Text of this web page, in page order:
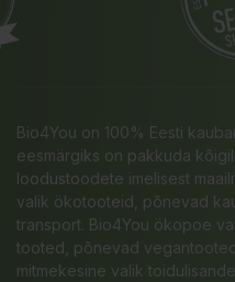
Bio4You on 100% Eesti
eesmärgiks on pakkuda
loodustoodete imelisest
valik ökotooteid, põnevad
transport. Bio4You ökopoe
tooted, põnevad
mitmekesine valik